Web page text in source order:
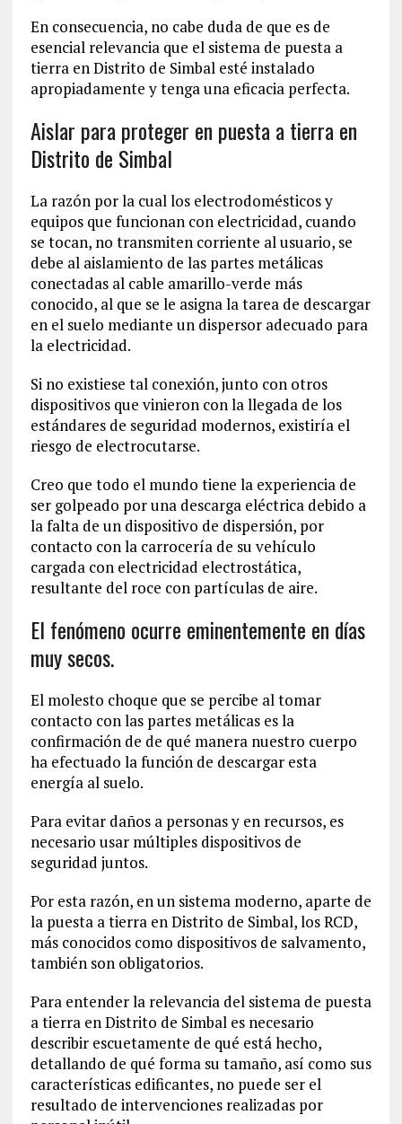
En consecuencia, no cabe duda de que es de
esencial relevancia que el sistema de puesta a
tierra en Distrito de Simbal esté instalado
apropiadamente y tenga una eficacia perfecta.
Aislar para proteger en puesta a tierra en
Distrito de Simbal
La razón por la cual los electrodomésticos y
equipos que funcionan con electricidad, cuando
se tocan, no transmiten corriente al usuario, se
debe al aislamiento de las partes metálicas
conectadas al cable amarillo-verde más
conocido, al que se le asigna la tarea de descargar
en el suelo mediante un dispersor adecuado para
la electricidad.
Si no existiese tal conexión, junto con otros
dispositivos que vinieron con la llegada de los
estándares de seguridad modernos, existiría el
riesgo de electrocutarse.
Creo que todo el mundo tiene la experiencia de
ser golpeado por una descarga eléctrica debido a
la falta de un dispositivo de dispersión, por
contacto con la carrocería de su vehículo
cargada con electricidad electrostática,
resultante del roce con partículas de aire.
El fenómeno ocurre eminentemente en días
muy secos.
El molesto choque que se percibe al tomar
contacto con las partes metálicas es la
confirmación de de qué manera nuestro cuerpo
ha efectuado la función de descargar esta
energía al suelo.
Para evitar daños a personas y en recursos, es
necesario usar múltiples dispositivos de
seguridad juntos.
Por esta razón, en un sistema moderno, aparte de
la puesta a tierra en Distrito de Simbal, los RCD,
más conocidos como dispositivos de salvamento,
también son obligatorios.
Para entender la relevancia del sistema de puesta
a tierra en Distrito de Simbal es necesario
describir escuetamente de qué está hecho,
detallando de qué forma su tamaño, así como sus
características edificantes, no puede ser el
resultado de intervenciones realizadas por